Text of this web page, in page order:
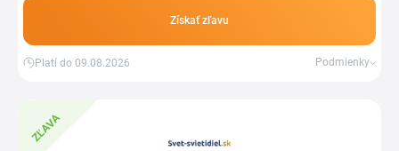
Získať zľavu
Platí do 09.08.2026 Podmienky
ZĽAVA